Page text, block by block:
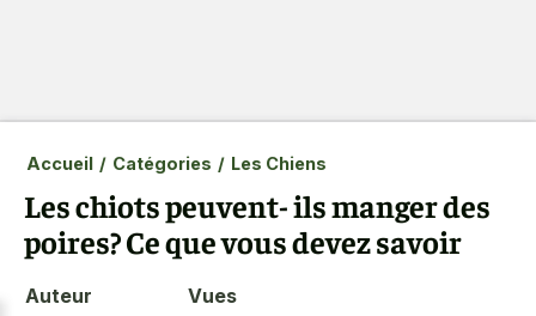
Accueil / Catégories / Les Chiens
Les chiots peuvent- ils manger des
poires? Ce que vous devez savoir
Auteur
Vues